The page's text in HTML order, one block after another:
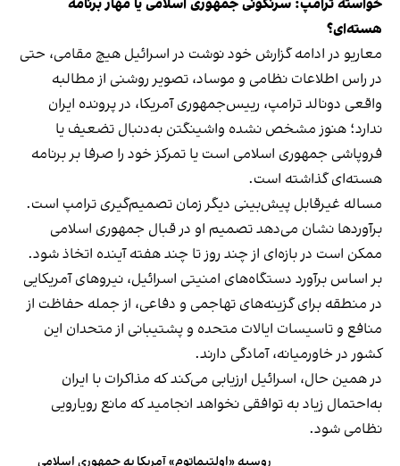
خواسته ترامپ: سرنگونی جمهوری اسلامی یا مهار برنامه
هسته‌ای؟
معاریو در ادامه گزارش خود نوشت در اسرائیل هیچ مقامى، حتی
در راس اطلاعات نظامى و موساد، تصویر روشنى از مطالبه
واقعى دونالد ترامپ، رییس‌جمهوری آمریکا، در پرونده ایران
ندارد؛ هنوز مشخص نشده واشینگتن به‌دنبال تضعیف یا
فروپاشی جمهوری اسلامی است یا تمرکز خود را صرفا بر برنامه
هسته‌ای گذاشته است.
مساله غیرقابل پیش‌بینی دیگر زمان تصمیم‌گیری ترامپ است.
برآوردها نشان می‌دهد تصمیم او در قبال جمهوری اسلامی
ممکن است در بازه‌ای از چند روز تا چند هفته آینده اتخاذ شود.
بر اساس برآورد دستگاه‌های امنیتی اسرائیل، نیروهای آمریکایی
در منطقه برای گزینه‌های تهاجمی و دفاعی، از جمله حفاظت از
منافع و تاسیسات ایالات متحده و پشتیبانی از متحدان این
کشور در خاورمیانه، آمادگی دارند.
در همین حال، اسرائیل ارزیابی می‌کند که مذاکرات با ایران
به‌احتمال زیاد به توافقی نخواهد انجامید که مانع رویارویی
نظامی شود.
روسیه «اولتیماتوم» آمریکا به جمهوری اسلامی